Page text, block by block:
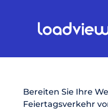
Bereiten Sie Ihre
Feiertagsverkehr